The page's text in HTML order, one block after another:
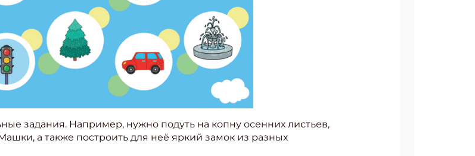
задания. Например, нужно подуть на копну осенних листьев,
а также построить для неё яркий замок из разных